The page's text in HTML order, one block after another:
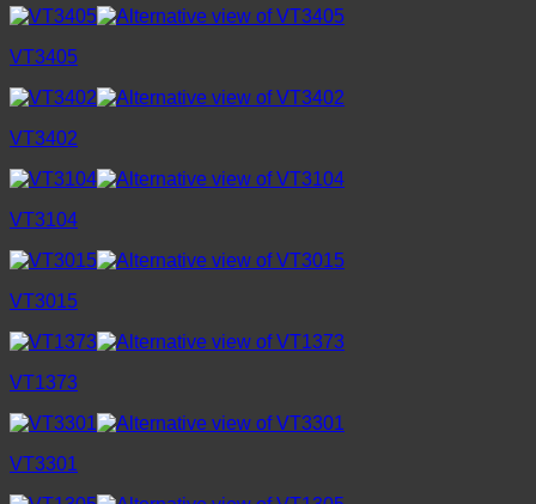
VT3405
VT3402
VT3104
VT3015
VT1373
VT3301